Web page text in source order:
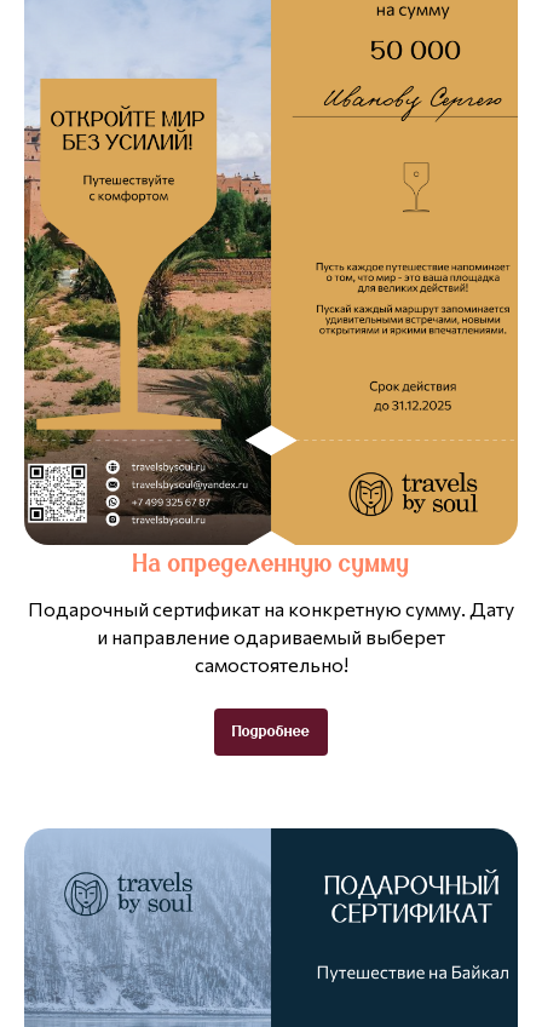
На определенную сумму
Подарочный сертификат на конкретную сумму. Дату
и направление одариваемый выберет
самостоятельно!
Подробнее